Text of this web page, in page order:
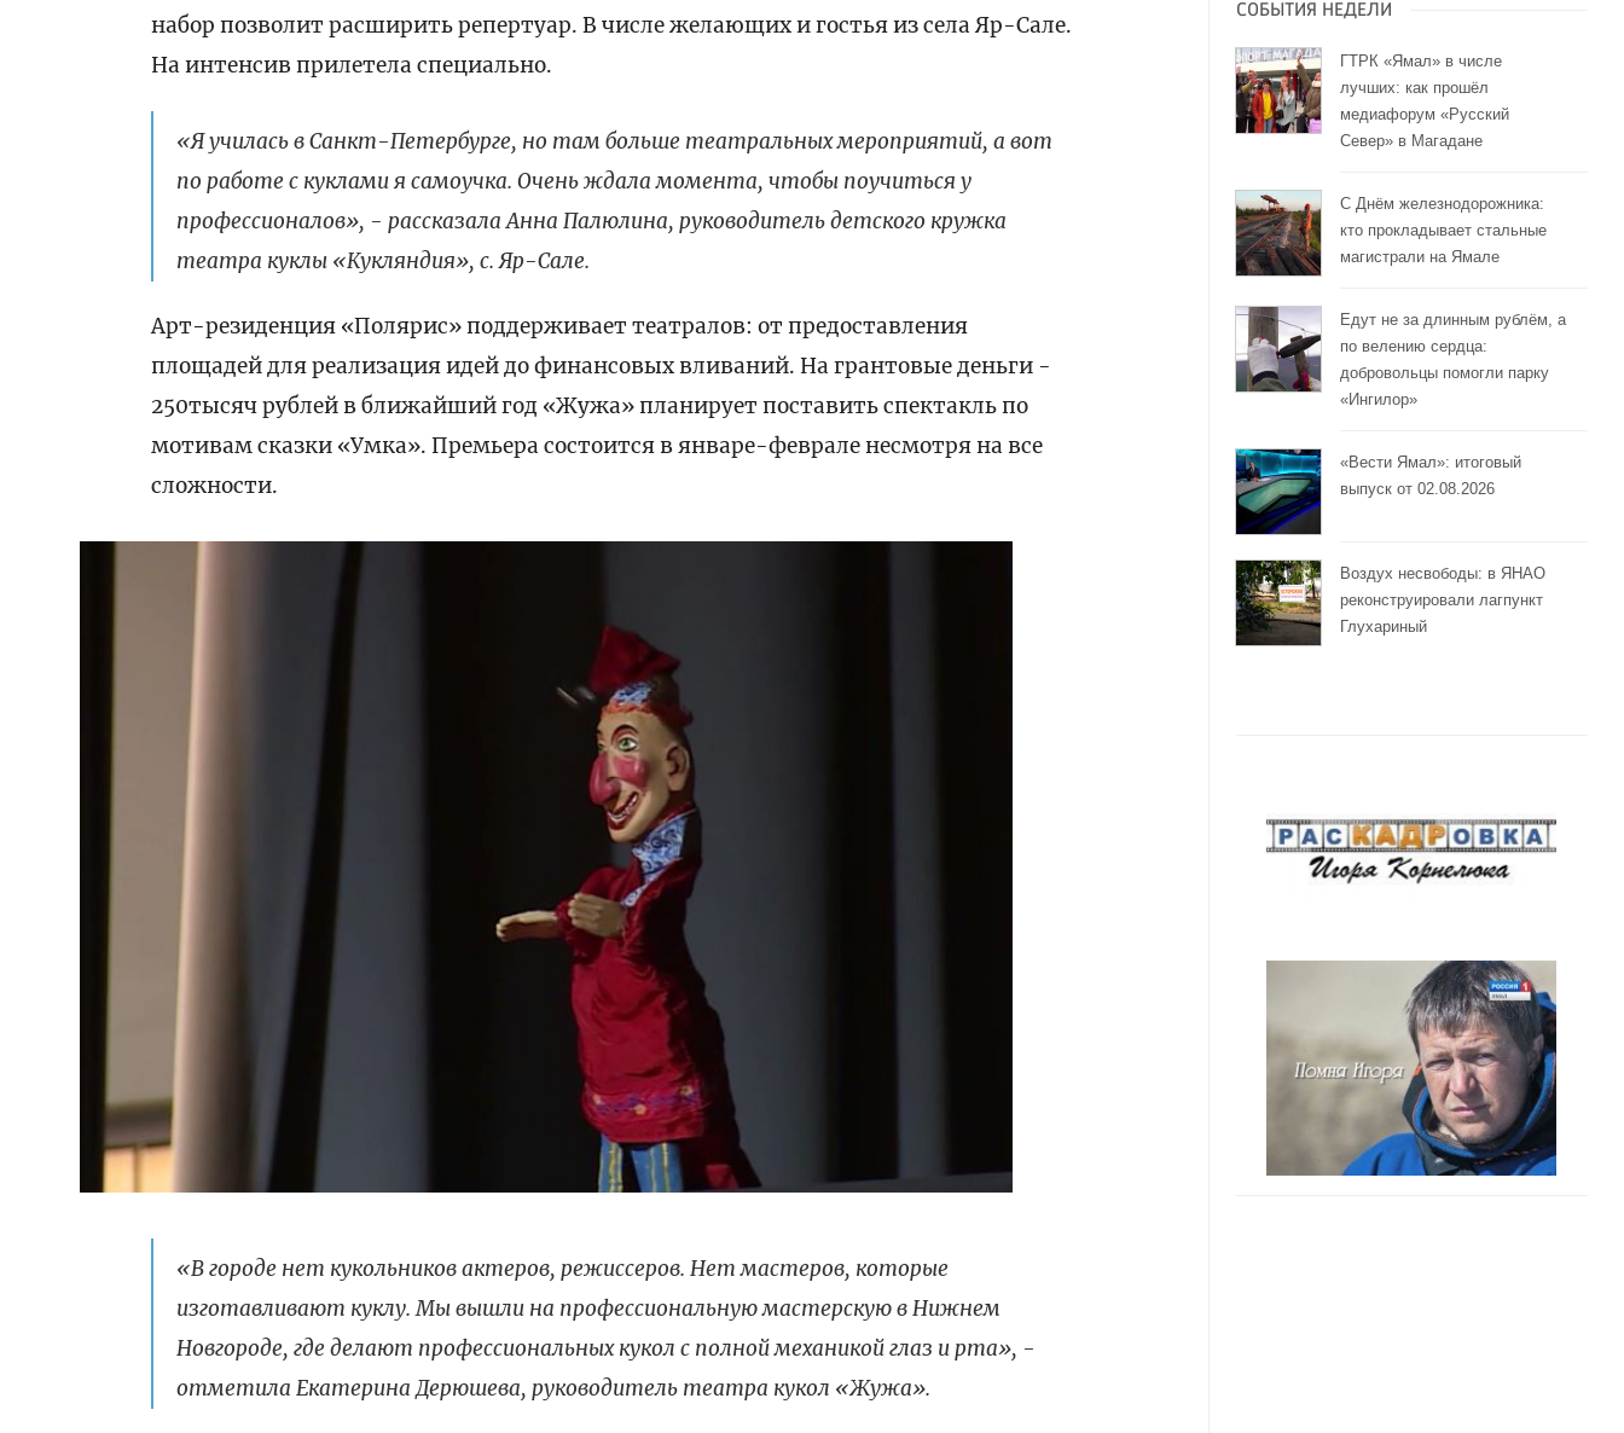
набор позволит расширить репертуар. В числе желающих и гостья из села Яр-Сале.
На интенсив прилетела специально.
«Я училась в Санкт-Петербурге, но там больше театральных мероприятий, а вот
по работе с куклами я самоучка. Очень ждала момента, чтобы поучиться у
профессионалов», - рассказала Анна Палюлина, руководитель детского кружка
театра куклы «Кукляндия», с. Яр-Сале.
Арт-резиденция «Полярис» поддерживает театралов: от предоставления
площадей для реализация идей до финансовых вливаний. На грантовые деньги -
250тысяч рублей в ближайший год «Жужа» планирует поставить спектакль по
мотивам сказки «Умка». Премьера состоится в январе-феврале несмотря на все
сложности.
«В городе нет кукольников актеров, режиссеров. Нет мастеров, которые
изготавливают куклу. Мы вышли на профессиональную мастерскую в Нижнем
Новгороде, где делают профессиональных кукол с полной механикой глаз и рта», -
отметила Екатерина Дерюшева, руководитель театра кукол «Жужа».
СОБЫТИЯ НЕДЕЛИ
ГТРК «Ямал» в числе
лучших: как прошёл
медиафорум «Русский
Север» в Магадане
С Днём железнодорожника:
кто прокладывает стальные
магистрали на Ямале
Едут не за длинным рублём, а
по велению сердца:
добровольцы помогли парку
«Ингилор»
«Вести Ямал»: итоговый
выпуск от 02.08.2026
Воздух несвободы: в ЯНАО
реконструировали лагпункт
Глухариный